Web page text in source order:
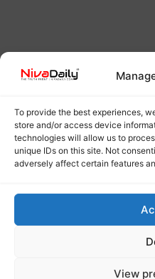
To provide the best experiences,
store and/or access device
technologies will allow us to
unique IDs on this site. Not
adversely affect certain features
View